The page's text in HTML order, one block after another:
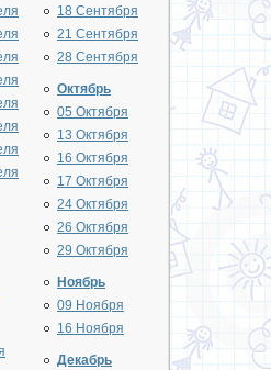
18 Сентября
21 Сентября
28 Сентября
Октябрь
05 Октября
13 Октября
16 Октября
17 Октября
24 Октября
26 Октября
29 Октября
Ноябрь
09 Ноября
16 Ноября
Декабрь